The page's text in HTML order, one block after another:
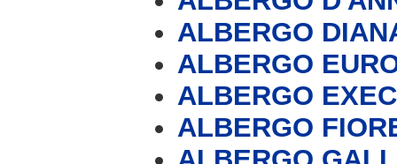
ALBERGO
ALBERGO
ALBERGO
ALBERGO